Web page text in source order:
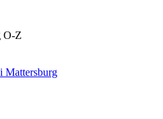
O-Z
Mattersburg